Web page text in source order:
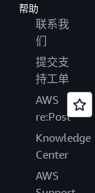
帮助
联系我
们
提交支
持工单
AWS
re:Post
Knowledge
Center
AWS